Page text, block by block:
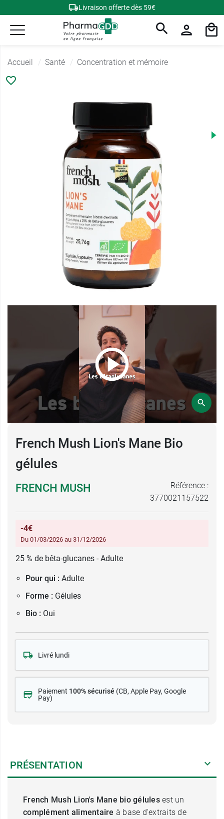
Livraison offerte dès 59€
Accueil Santé Concentration et mémoire
French Mush Lion's Mane Bio
gélules
FRENCH MUSH
Référence :
3770021157522
-4€
Du 01/03/2026 au 31/12/2026
25 % de bêta-glucanes - Adulte
Pour qui : Adulte
Forme : Gélules
Bio : Oui
Livré lundi
Paiement 100% sécurisé (CB, Apple Pay, Google
Pay)
PRÉSENTATION
French Mush Lion's Mane bio gélulesest un
complément alimentaire à base d'extraits de